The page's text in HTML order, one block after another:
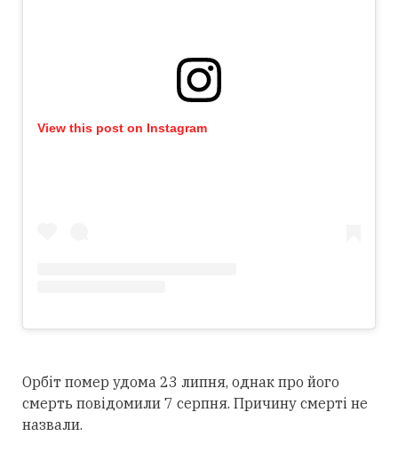
View this post on Instagram
Орбіт помер удома 23 липня, однак про його
смерть повідомили 7 серпня. Причину смерті не
назвали.